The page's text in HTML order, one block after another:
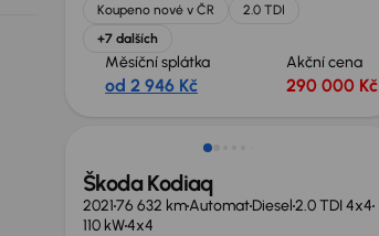
Koupeno nové v ČR
2.0 TDI
+7 dalších
Měsíční splátka
od 2 946 Kč
Akční cena
290 000 Kč
Škoda Kodiaq
202176 632 kmAutomatDiesel2.0 TDI 4x4
110 kW4x4